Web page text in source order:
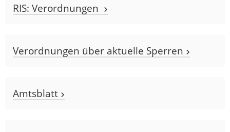
RIS: Verordnungen
Verordnungen über aktuelle Sperren
Amtsblatt